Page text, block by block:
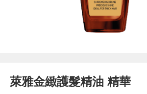
萊雅金緻護髮精油 精華